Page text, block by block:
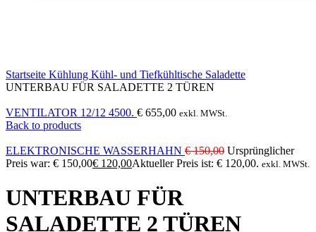
Startseite Kühlung Kühl- und Tiefkühltische Saladette
UNTERBAU FÜR SALADETTE 2 TÜREN
VENTILATOR 12/12 4500. € 655,00 exkl. MWSt.
Back to products
ELEKTRONISCHE WASSERHAHN €150,00 Ursprünglicher
Preis war: € 150,00€ 120,00Aktueller Preis ist: € 120,00. exkl. MWSt.
UNTERBAU FÜR
SALADETTE 2 TÜREN